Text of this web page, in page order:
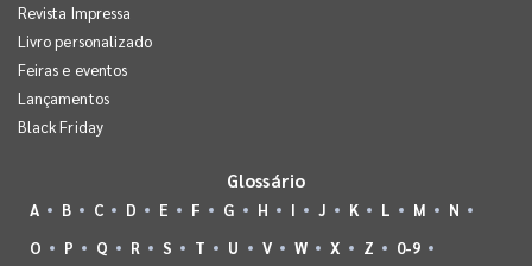
Revista Impressa
Livro personalizado
Feiras e eventos
Lançamentos
Black Friday
Glossário
A B C D E F G H I J K L M
N
O
P Q R S T U V W X Z 0-9